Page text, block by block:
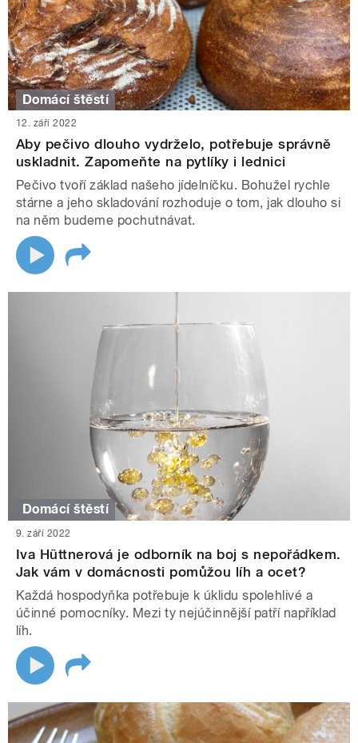
Domácí štěstí
12. září 2022
Aby pečivo dlouho vydrželo, potřebuje správně
uskladnit. Zapomeňte na pytlíky i lednici
Pečivo tvoří základ našeho jídelníčku. Bohužel rychle
stárne a jeho skladování rozhoduje o tom, jak dlouho si
na něm budeme pochutnávat.
Domácí štěstí
9. září 2022
Iva Hüttnerová je odborník na boj s nepořádkem.
Jak vám v domácnosti pomůžou líh a ocet?
Každá hospodyňka potřebuje k úklidu spolehlivé a
účinné pomocníky. Mezi ty nejúčinnější patří například
líh.